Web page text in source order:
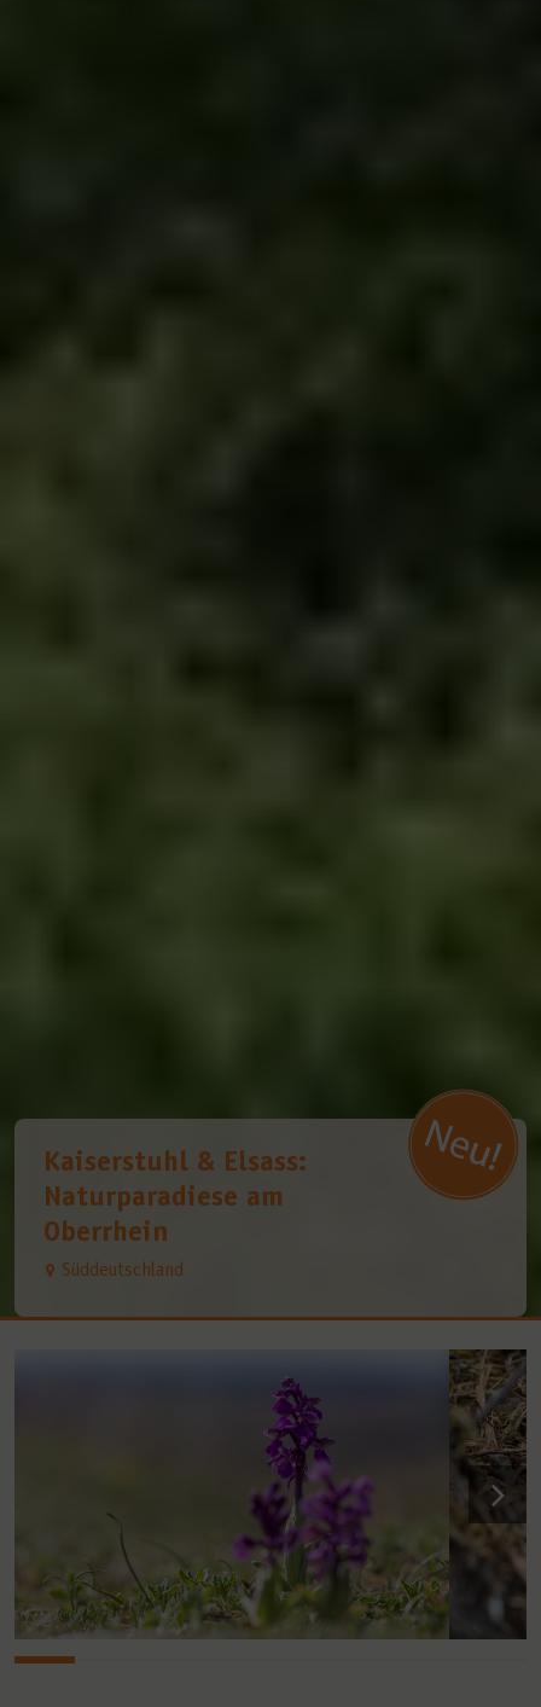
Kaiserstuhl & Elsass:
Naturparadiese am
Oberrhein
Süddeutschland